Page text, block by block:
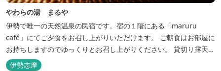
やわらの湯 まるや
伊勢で唯一の天然温泉の民宿です。宿の１階にある「maruru
café」にてご夕食をお召し上がりいただけます。 ご朝食はお部屋に
お持ちしますのでゆっくりとお召し上がりください。 貸切り露天風
呂完備、駅近、夫婦岩まで徒歩15分です。
伊勢志摩